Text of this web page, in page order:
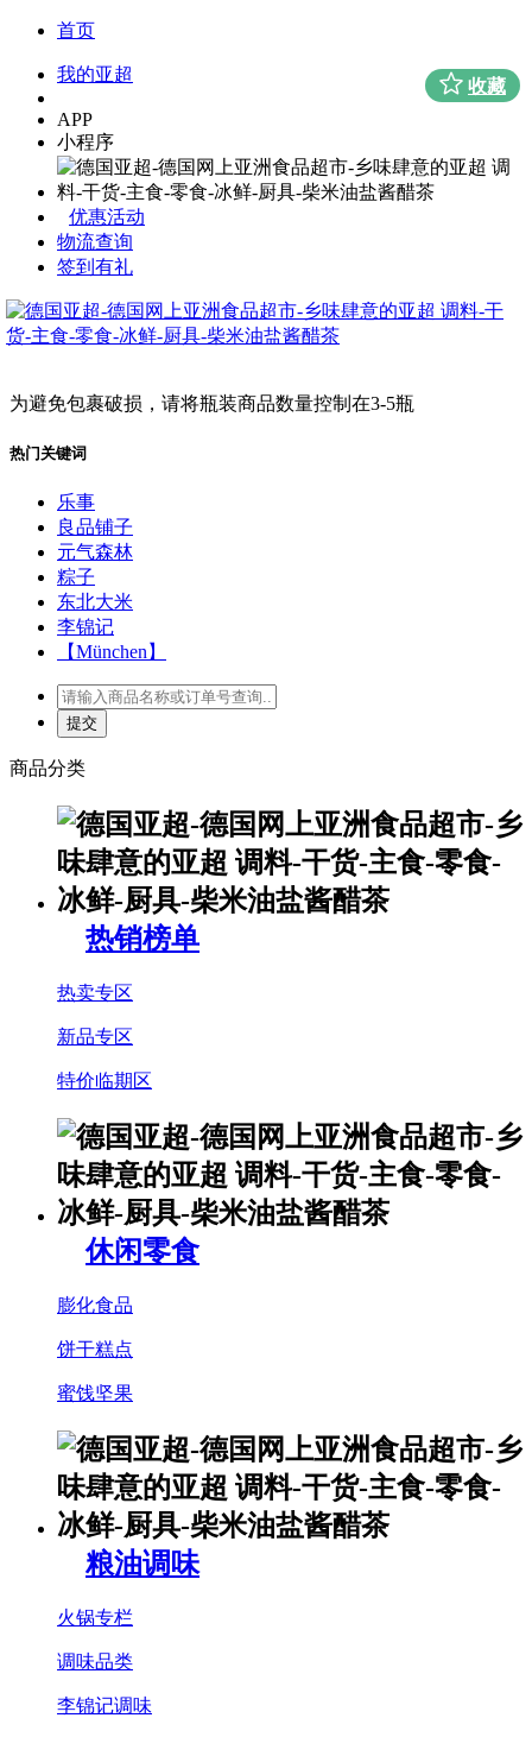
首页
我的亚超
APP
小程序
优惠活动
物流查询
签到有礼
为避免包裹破损，请将瓶装商品数量控制在3-5瓶
热门关键词
乐事
良品铺子
元气森林
粽子
东北大米
李锦记
【München】
商品分类
热销榜单
热卖专区
新品专区
特价临期区
休闲零食
膨化食品
饼干糕点
蜜饯坚果
粮油调味
火锅专栏
调味品类
李锦记调味
收藏